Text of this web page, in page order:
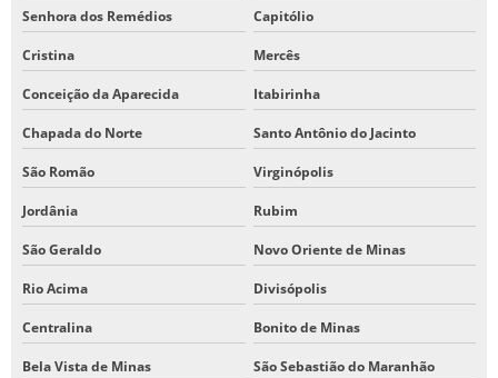
Senhora dos Remédios Capitólio
Cristina Mercês
Conceição da Aparecida Itabirinha
Chapada do Norte Santo Antônio do Jacinto
São Romão Virginópolis
Jordânia Rubim
São Geraldo Novo Oriente de Minas
Rio Acima Divisópolis
Centralina Bonito de Minas
Bela Vista de Minas São Sebastião do Maranhão